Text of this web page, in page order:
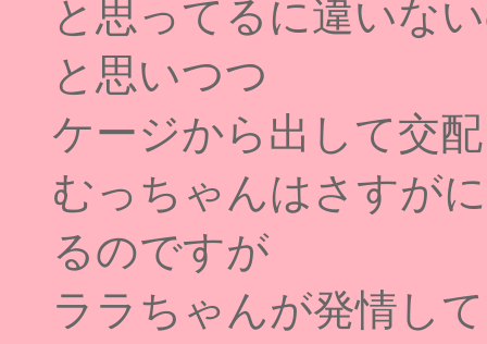
と思ってるに違いな
と思いつつ
ケージから出して交
むっちゃんはさすが
るのですが
ララちゃんが発情し